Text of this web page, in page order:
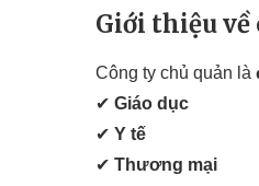
Giới thiệu về
Công ty chủ quản là
✔ Giáo dục
✔ Y tế
✔ Thương mại